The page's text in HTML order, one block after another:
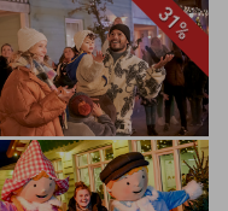
31%